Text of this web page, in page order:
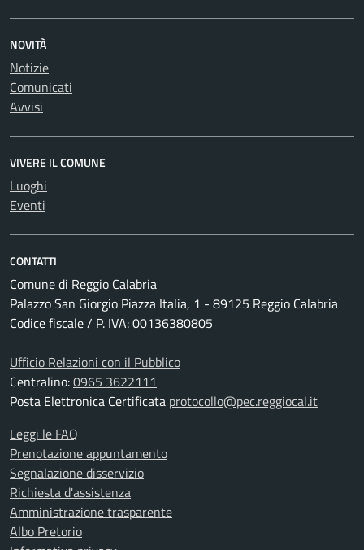
NOVITÀ
Notizie
Comunicati
Avvisi
VIVERE IL COMUNE
Luoghi
Eventi
CONTATTI
Comune di Reggio Calabria
Palazzo San Giorgio Piazza Italia, 1 - 89125 Reggio Calabria
Codice fiscale / P. IVA: 00136380805
Ufficio Relazioni con il Pubblico
Centralino:0965 3622111
Posta Elettronica Certificata protocollo@pec.reggiocal.it
Leggi le FAQ
Prenotazione appuntamento
Segnalazione disservizio
Richiesta d'assistenza
Amministrazione trasparente
Albo Pretorio